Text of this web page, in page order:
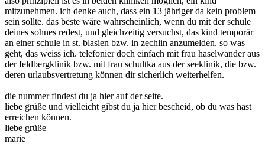
mitzunehmen. ich denke auch, dass ein 13 jähriger da kein problem
sein sollte. das beste wäre wahrscheinlich, wenn du mit der schule
deines sohnes redest, und gleichzeitig versuchst, das kind temporär
an einer schule in st. blasien bzw. in zechlin anzumelden. so was
geht, das weiss ich. telefonier doch einfach mit frau haselwander aus
der feldbergklinik bzw. mit frau schultka aus der seeklinik, die bzw.
deren urlaubsvertretung können dir sicherlich weiterhelfen.
die nummer findest du ja hier auf der seite.
liebe grüße und vielleicht gibst du ja hier bescheid, ob du was hast
erreichen können.
liebe grüße
marie